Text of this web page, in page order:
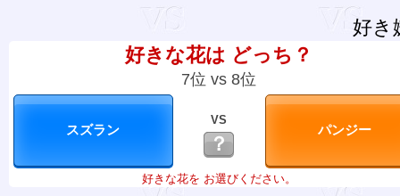
好き
好きな花は どっち？
7位 vs 8位
VS
？
好きな花を お選びください。